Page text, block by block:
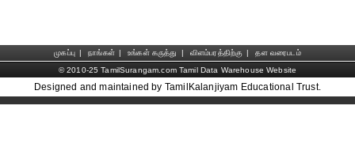
முகப்பு | நாங்கள் | உங்கள் கருத்து | விளம்பரத்திற்கு |
தள வரைபடம்
© 2010-25 TamilSurangam.com Tamil Data Warehouse Website
Designed and maintained by TamilKalanjiyam Educational Trust.